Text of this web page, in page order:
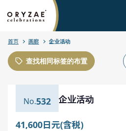
首页 画廊 企业活动
查找相同标签的布置
532 企业活动
41,600日元(含税)